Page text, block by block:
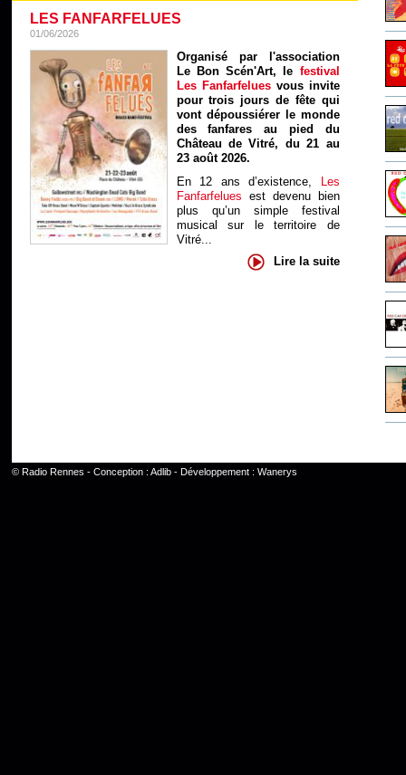
LES FANFARFELUES
01/06/2026
Organisé par l'association
Le Bon Scén'Art, le festival
Les Fanfarfelues vous invite
pour trois jours de fête qui
vont dépoussiérer le monde
des fanfares au pied du
Château de Vitré, du 21 au
23 août 2026.
En 12 ans d’existence, Les
Fanfarfelues est devenu bien
plus qu’un simple festival
musical sur le territoire de
Vitré...
Lire la suite
© Radio Rennes - Conception : Adlib- Développement : Wanerys